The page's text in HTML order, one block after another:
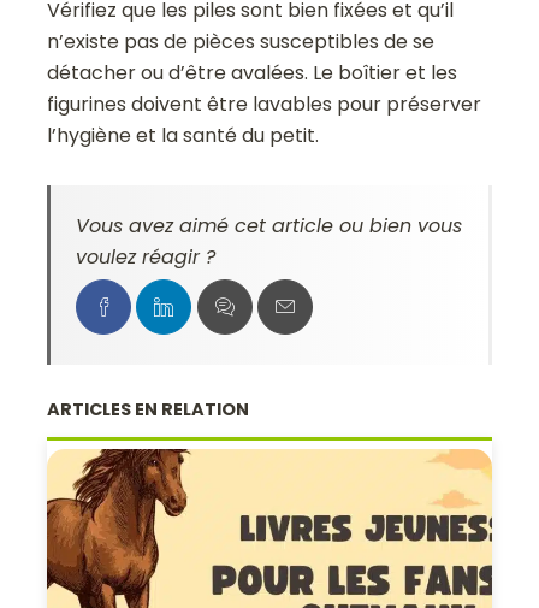
Vérifiez que les piles sont bien fixées et qu’il
n’existe pas de pièces susceptibles de se
détacher ou d’être avalées. Le boîtier et les
figurines doivent être lavables pour préserver
l’hygiène et la santé du petit.
Vous avez aimé cet article ou bien vous
voulez réagir ?
ARTICLES EN RELATION